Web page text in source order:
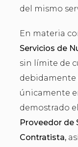
del mismo
En materia
Servicios de
sin límite de
debidamente
únicamente
demostrado
Proveedor de
Contratista,